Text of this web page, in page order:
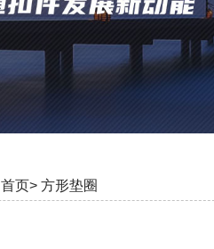
首页> 方形垫圈